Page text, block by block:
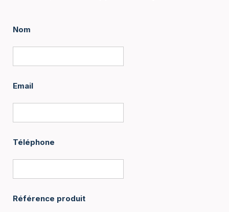
Nom
Email
Téléphone
Référence produit